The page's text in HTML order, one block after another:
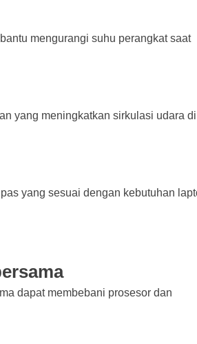
mengurangi suhu perangkat saat
yang meningkatkan sirkulasi udara di
yang sesuai dengan kebutuhan
dapat membebani prosesor dan